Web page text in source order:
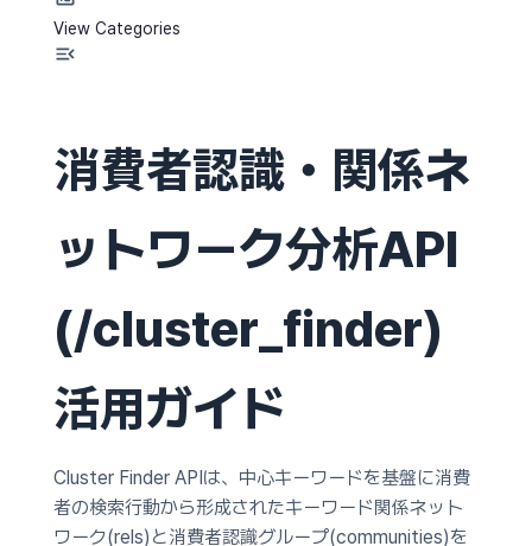
View Categories
消費者認識・関係ネ
ットワーク分析API
(/cluster_finder)
活用ガイド
Cluster Finder APIは、中心キーワードを基盤に消費
者の検索行動から形成されたキーワード関係ネット
ワーク(rels)と消費者認識グループ(communities)を